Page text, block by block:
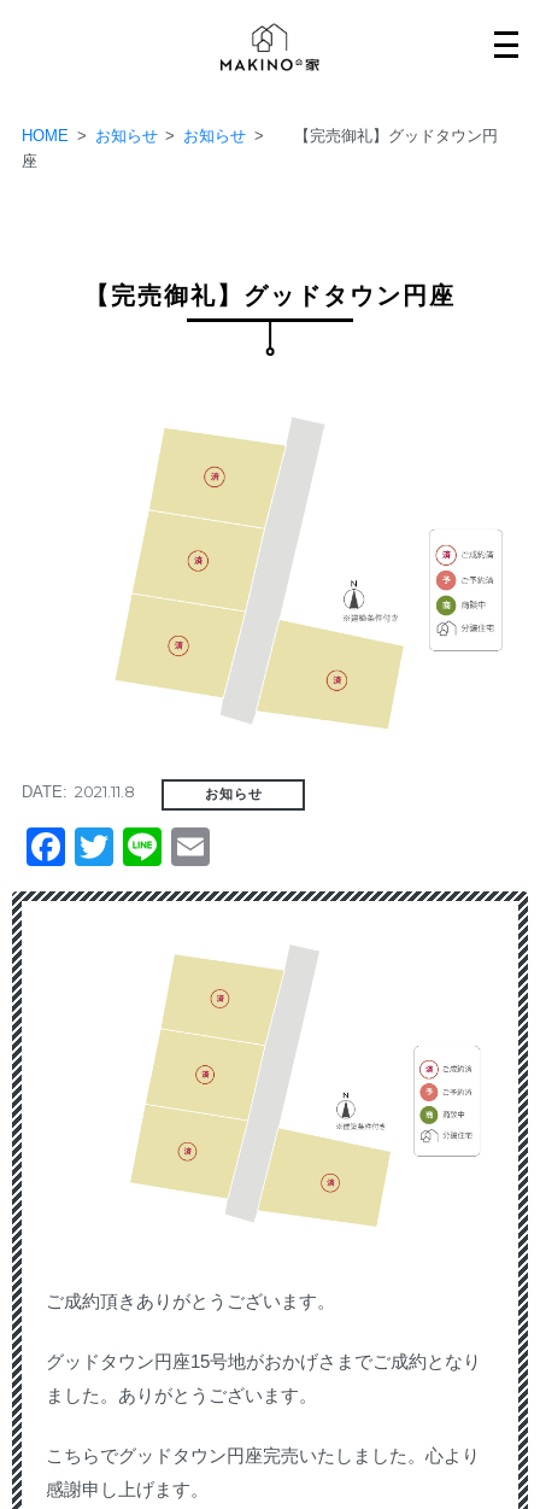
HOME > お知らせ > お知らせ >
【完売御礼】グッドタウン円
座
【完売御礼】グッドタウン円座
DATE: 2021.11.8 お知らせ
Facebook
Twitter
Line
ご成約頂きありがとうございます。
グッドタウン円座15号地がおかげさまでご成約となり
ました。ありがとうございます。
こちらでグッドタウン円座完売いたしました。心より
感謝申し上げます。